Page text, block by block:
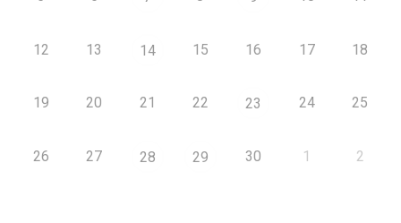
12 13 14 15 16 17 18
19 20 21 22 23 24 25
26 27 28 29 30 1 2